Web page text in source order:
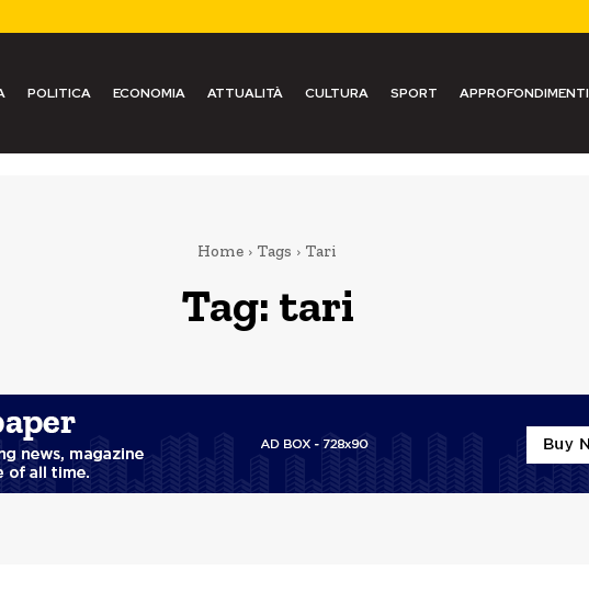
POLITICA ECONOMIA ATTUALITÀ CULTURA SPORT APPROFONDIMENTI
Home Tags Tari
Tag: tari